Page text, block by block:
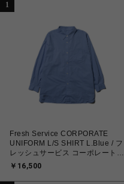
1
Fresh Service CORPORATE
UNIFORM L/S SHIRT L.Blue / フ
レッシュサービス コーポレートユ
ニフォーム長袖シャツ ライトブル
￥16,500